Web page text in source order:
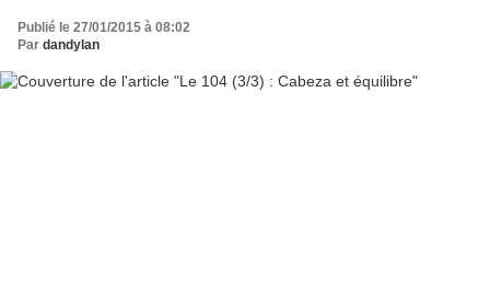
Publié le 27/01/2015 à 08:02
Par dandylan